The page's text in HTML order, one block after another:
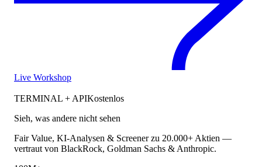
Live Workshop
TERMINAL + APIKostenlos
Sieh, was andere nicht sehen
Fair Value, KI-Analysen & Screener zu 20.000+ Aktien —
vertraut von BlackRock, Goldman Sachs & Anthropic.